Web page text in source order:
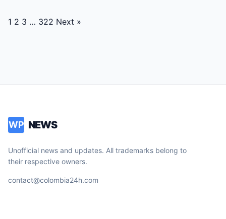
Posts
1 2 3 … 322 Next »
WP NEWS
Unofficial news and updates. All trademarks belong to
their respective owners.
contact@colombia24h.com